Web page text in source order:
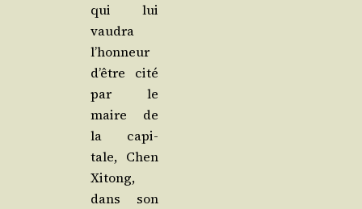
qui lui
vau­dra
l’hon­neur
d’être cité
par le
maire de
la capi­
tale, Chen
Xitong,
dans son